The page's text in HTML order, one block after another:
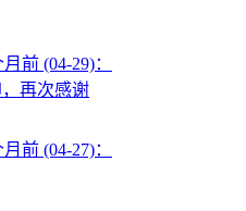
前 (04-29)：
再次感谢
前 (04-27)：